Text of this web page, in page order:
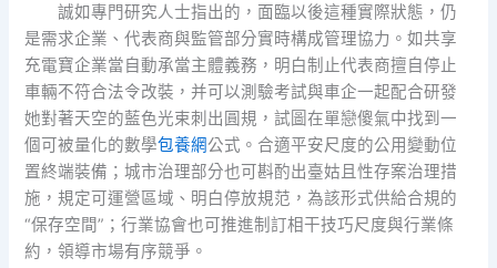
誠如專門研究人士指出的，面臨以後這種實際狀態，仍
是需求企業、代表商與監管部分實時構成管理協力。如共享
充電寶企業當自動承當主體義務，明白制止代表商擅自停止
車輛不符合法令改裝，并可以測驗考試與車企一起配合研發
她對著天空的藍色光束刺出圓規，試圖在單戀傻氣中找到一
個可被量化的數學包養網公式。合適平安尺度的公用變動位
置終端裝備；城市治理部分也可斟酌出臺姑且性存案治理措
施，規定可運營區域、明白停放規范，為該形式供給合規的
“保存空間”；行業協會也可推進制訂相干技巧尺度與行業條
約，領導市場有序競爭。